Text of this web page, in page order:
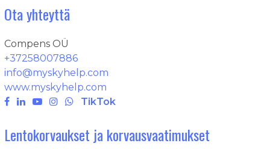
Ota yhteyttä
Compens OÜ
+37258007886
info@myskyhelp.com
www.myskyhelp.com
TikTok
Lentokorvaukset ja korvausvaatimukset